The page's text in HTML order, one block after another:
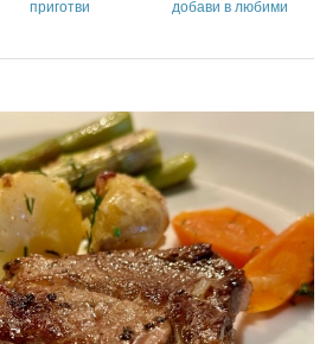
приготви добави в любими